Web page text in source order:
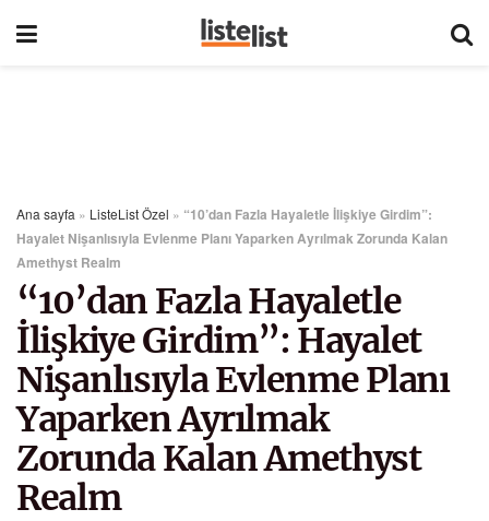
Ana sayfa » ListeList Özel » “10’dan Fazla Hayaletle İlişkiye Girdim”:
Hayalet Nişanlısıyla Evlenme Planı Yaparken Ayrılmak Zorunda Kalan
Amethyst Realm
“10’dan Fazla Hayaletle
İlişkiye Girdim”: Hayalet
Nişanlısıyla Evlenme Planı
Yaparken Ayrılmak
Zorunda Kalan Amethyst
Realm